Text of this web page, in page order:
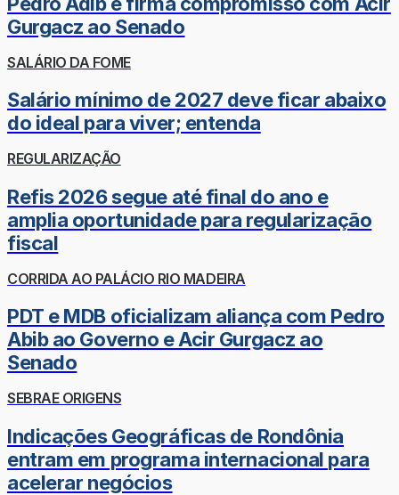
Gurgacz ao Senado
SALÁRIO DA FOME
Salário mínimo de 2027 deve ficar abaixo
do ideal para viver; entenda
REGULARIZAÇÃO
Refis 2026 segue até final do ano e
amplia oportunidade para regularização
fiscal
CORRIDA AO PALÁCIO RIO MADEIRA
PDT e MDB oficializam aliança com Pedro
Abib ao Governo e Acir Gurgacz ao
Senado
SEBRAE ORIGENS
Indicações Geográficas de Rondônia
entram em programa internacional para
acelerar negócios